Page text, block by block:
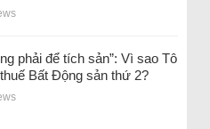
phải để tích sản”: Vì sao Tô
Bất Động sản thứ 2?